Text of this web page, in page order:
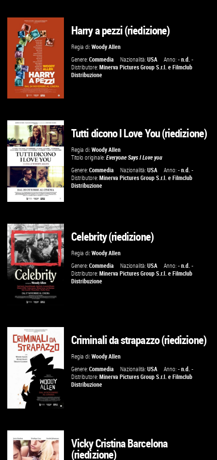
VAI ALLA SCHEDA
VAI ALLA SCHEDA
Harry a pezzi (riedizione)
Regia di:Woody Allen
Genere:Commedia Nazionalità:USA Anno:- n.d. -
Distributore:Minerva Pictures Group S.r.l. eFilmclub
Distribuzione
VAI ALLA SCHEDA
Tutti dicono I Love You (riedizione)
Regia di:Woody Allen
Titolo originale:Everyone Says I Love you
Genere:Commedia Nazionalità:USA Anno:- n.d. -
Distributore:Minerva Pictures Group S.r.l. eFilmclub
Distribuzione
VAI ALLA SCHEDA
Celebrity (riedizione)
Regia di:Woody Allen
Genere:Commedia Nazionalità:USA Anno:- n.d. -
Distributore:Minerva Pictures Group S.r.l. eFilmclub
Distribuzione
VAI ALLA SCHEDA
Criminali da strapazzo (riedizione)
Regia di:Woody Allen
Genere:Commedia Nazionalità:USA Anno:- n.d. -
Distributore:Minerva Pictures Group S.r.l. eFilmclub
Distribuzione
Vicky Cristina Barcelona
(riedizione)